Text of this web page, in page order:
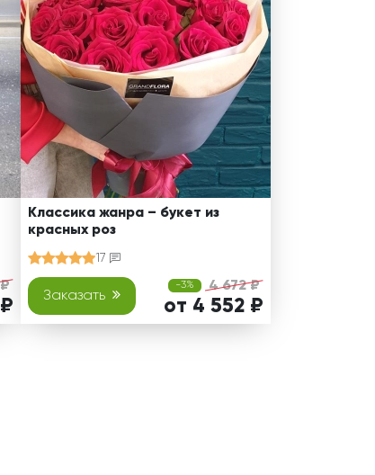
Классика жанра – букет из
красных роз
17
Заказать
-3% 4 672 ₽
от 4 552 ₽